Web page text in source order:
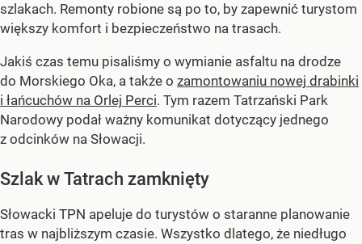
szlakach. Remonty robione są po to, by zapewnić turystom
większy komfort i bezpieczeństwo na trasach.
Jakiś czas temu pisaliśmy o wymianie asfaltu na drodze
do Morskiego Oka, a także o zamontowaniu nowej drabinki
i łańcuchów na Orlej Perci. Tym razem Tatrzański Park
Narodowy podał ważny komunikat dotyczący jednego
z odcinków na Słowacji.
Szlak w Tatrach zamknięty
Słowacki TPN apeluje do turystów o staranne planowanie
tras w najbliższym czasie. Wszystko dlatego, że niedługo